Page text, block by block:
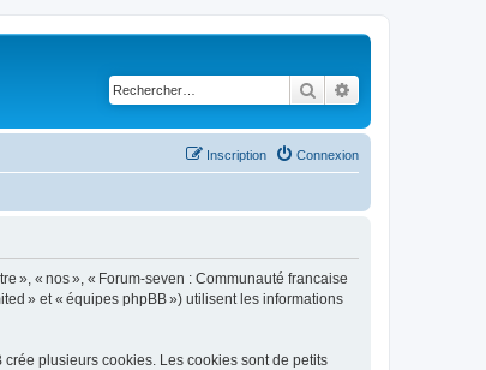
Rechercher
Connexion
Inscription
», « nos », « Forum-seven : Communauté francaise
» et « équipes phpBB ») utilisent les informations
plusieurs cookies. Les cookies sont de petits